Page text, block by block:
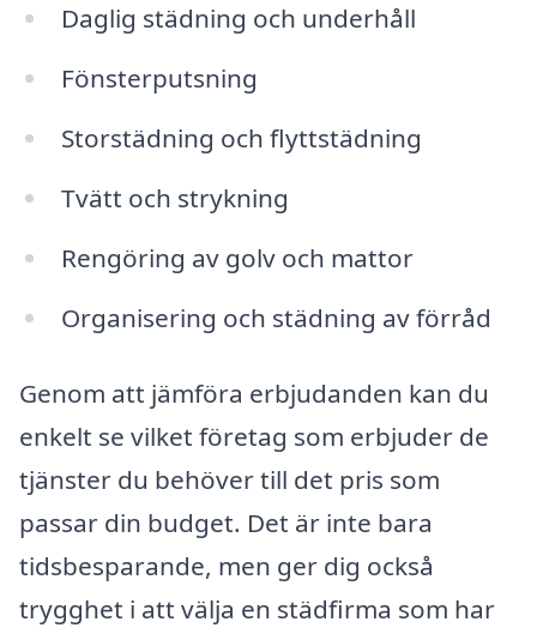
Daglig städning och underhåll
Fönsterputsning
Storstädning och flyttstädning
Tvätt och strykning
Rengöring av golv och mattor
Organisering och städning av förråd
Genom att jämföra erbjudanden kan du
enkelt se vilket företag som erbjuder de
tjänster du behöver till det pris som
passar din budget. Det är inte bara
tidsbesparande, men ger dig också
trygghet i att välja en städfirma som har